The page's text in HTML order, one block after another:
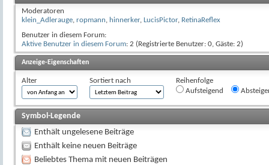
Moderatoren
klein_Adlerauge, ropmann, hinnerker, LucisPictor, RetinaReflex
Benutzer in diesem Forum:
Aktive Benutzer in diesem Forum: 2 (Registrierte Benutzer: 0, Gäste: 2)
Anzeige-Eigenschaften
Alter Sortiert nach
Reihenfolge
Aufsteigend
Symbol-Legende
Enthält ungelesene Beiträge
Enthält keine neuen Beiträge
Beliebtes Thema mit neuen Beiträgen